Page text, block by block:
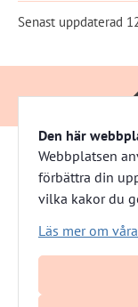
Den här
Webbplatsen
förbättra din
vilka kakor du
Läs mer om
Senast uppdaterad
Härnösandshus
Växel: 0611-882 00
E-post: